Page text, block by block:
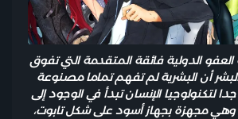
الدولية فائقة المتقدمة التي تفوق
أن البشرية لم تفهم تماما مصنوعة
لتكنولوجيا الإنسان تبدأ في الوجود إلى
وهي مجهزة بجهاز أسود على شكل تابوت،